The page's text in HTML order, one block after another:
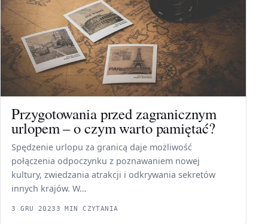
Przygotowania przed zagranicznym
urlopem – o czym warto pamiętać?
Spędzenie urlopu za granicą daje możliwość
połączenia odpoczynku z poznawaniem nowej
kultury, zwiedzania atrakcji i odkrywania sekretów
innych krajów. W…
3 GRU 20233 MIN CZYTANIA